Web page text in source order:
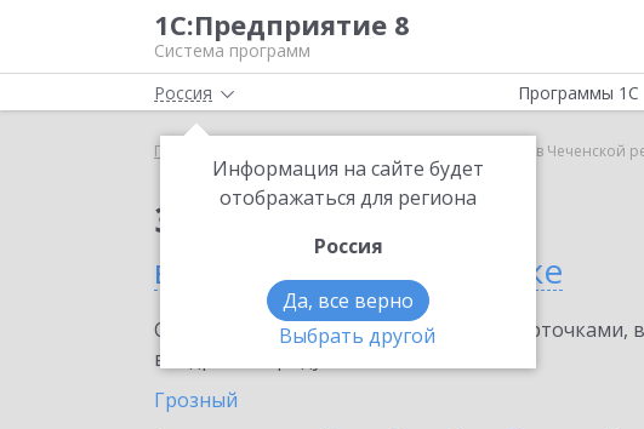
1С:Предприятие 8
Система программ
Россия
Информация на сайте будет
отображаться для региона
Россия
Да, все верно
Выбрать другой
Программы 1С
Главная ИТС Техно в Чеченской
Заказать ИТС Техно
в Чеченской республике
Ознакомьтесь с информационными карточками,
внедрение продукта.
Грозный